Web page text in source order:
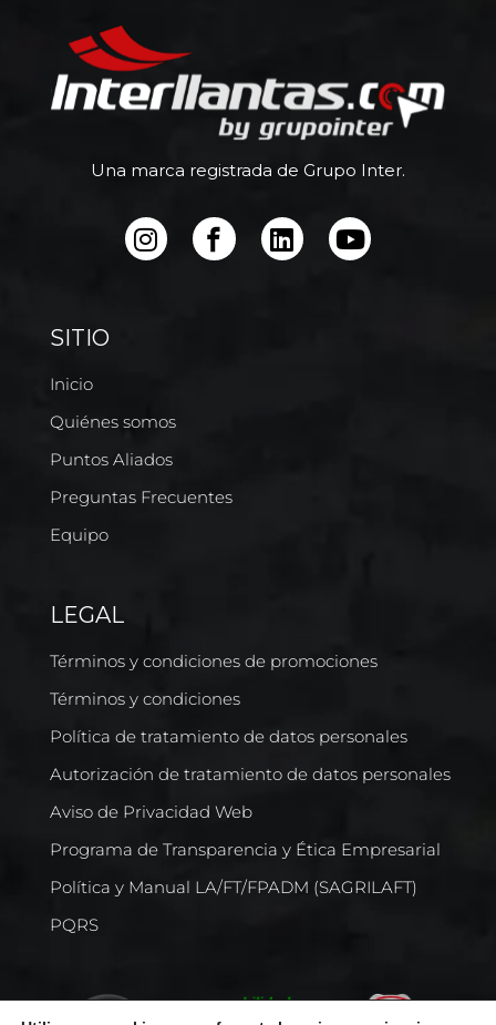
Una marca registrada de Grupo Inter.
SITIO
Inicio
Quiénes somos
Puntos Aliados
Preguntas Frecuentes
Equipo
LEGAL
Términos y condiciones de promociones
Términos y condiciones
Política de tratamiento de datos personales
Autorización de tratamiento de datos personales
Aviso de Privacidad Web
Programa de Transparencia y Ética Empresarial
Política y Manual LA/FT/FPADM (SAGRILAFT)
PQRS